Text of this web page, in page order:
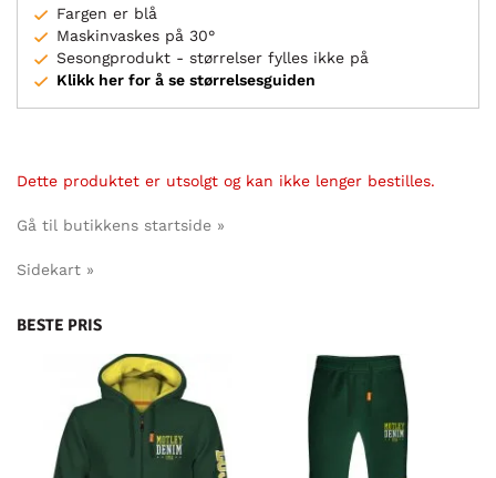
Fargen er blå
Maskinvaskes på 30°
Sesongprodukt - størrelser fylles ikke på
Klikk her for å se størrelsesguiden
Dette produktet er utsolgt og kan ikke lenger bestilles.
Gå til butikkens startside »
Sidekart »
BESTE PRIS